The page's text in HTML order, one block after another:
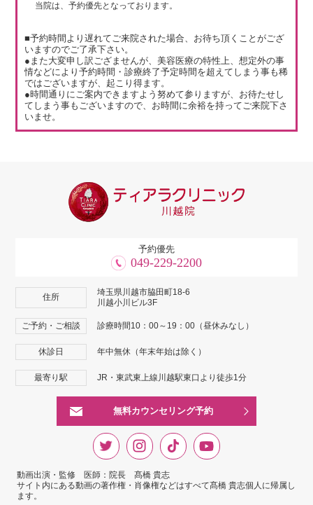
当院は、予約優先となっております。
■予約時間より遅れてご来院された場合、お待ち頂くことがござ
いますのでご了承下さい。
●また大変申し訳ござませんが、美容医療の特性上、想定外の事
情などにより予約時間・診療終了予定時間を超えてしまう事も稀
ではございますが、起こり得ます。
●時間通りにご案内できますよう努めて参りますが、お待たせし
てしまう事もございますので、お時間に余裕を持ってご来院下さ
いませ。
予約優先
049-229-2200
住所
埼玉県川越市脇田町18-6
川越小川ビル3F
ご予約・ご相談 診療時間10：00～19：00（昼休みなし）
休診日 年中無休（年末年始は除く）
最寄り駅 JR・東武東上線川越駅東口より徒歩1分
無料カウンセリング予約
動画出演・監修 医師：院長 髙橋 貴志
サイト内にある動画の著作権・肖像権などはすべて髙橋 貴志個人に帰属し
ます。